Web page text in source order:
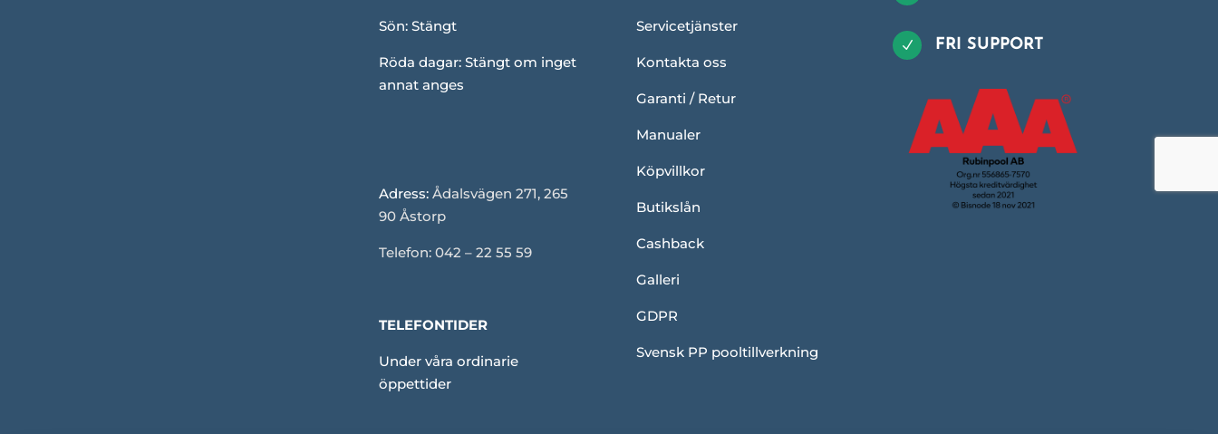
Sön: Stängt
Röda dagar: Stängt om inget
annat anges
Adress: Ådalsvägen 271, 265
90 Åstorp
Telefon: 042 – 22 55 59
TELEFONTIDER
Under våra ordinarie
öppettider
Servicetjänster
Kontakta oss
Garanti / Retur
Manualer
Köpvillkor
Butikslån
Cashback
Galleri
GDPR
Svensk PP pooltillverkning
N FRI SUPPORT